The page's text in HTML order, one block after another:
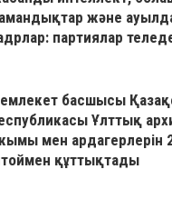
және
партиялар
басшысы
Ұлттық
мен ардагерлерін
құттықтады